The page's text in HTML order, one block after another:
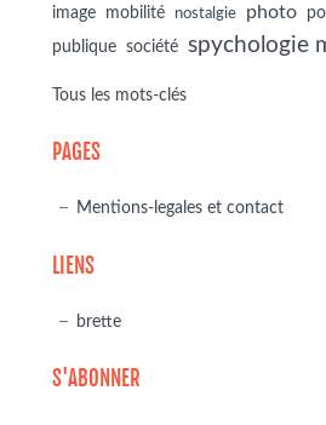
image mobilité nostalgie photo
publique
société spychologie
Tous les mots-clés
PAGES
Mentions-legales et contact
LIENS
brette
S'ABONNER